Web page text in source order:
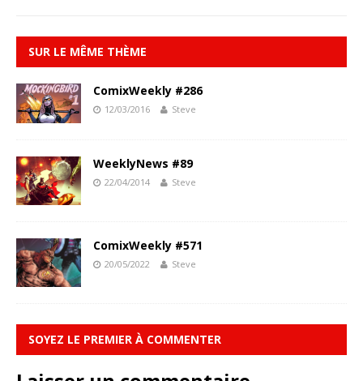
SUR LE MÊME THÈME
ComixWeekly #286
12/03/2016 Steve
WeeklyNews #89
22/04/2014 Steve
ComixWeekly #571
20/05/2022 Steve
SOYEZ LE PREMIER À COMMENTER